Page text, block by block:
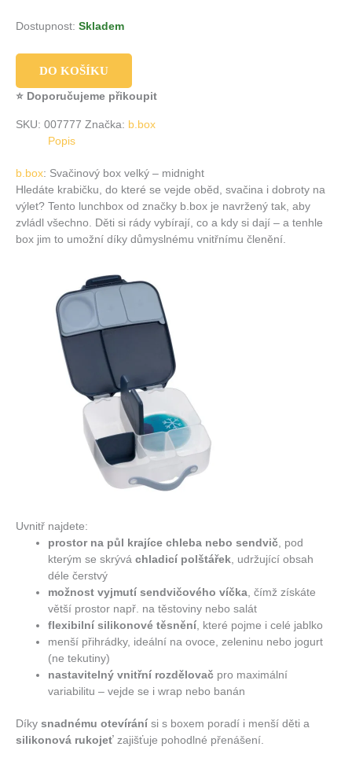
Dostupnost: Skladem
DO KOŠÍKU
⭐ Doporučujeme přikoupit
SKU: 007777 Značka: b.box
Popis
b.box: Svačinový box velký – midnight
Hledáte krabičku, do které se vejde oběd, svačina i dobroty na
výlet? Tento lunchbox od značky b.box je navržený tak, aby
zvládl všechno. Děti si rády vybírají, co a kdy si dají – a tenhle
box jim to umožní díky důmyslnému vnitřnímu členění.
Uvnitř najdete:
prostor na půl krajíce chleba nebo sendvič , pod
kterým se skrýváchladicí polštářek , udržující obsah
déle čerstvý
možnost vyjmutí sendvičového víčka , čímž získáte
větší prostor např. na těstoviny nebo salát
flexibilní silikonové těsnění , které pojme i celé jablko
menší přihrádky, ideální na ovoce, zeleninu nebo jogurt
(ne tekutiny)
nastavitelný vnitřní rozdělovač pro maximální
variabilitu – vejde se i wrap nebo banán
Díky snadnému otevírání si s boxem poradí i menší děti a
silikonová rukojeť zajišťuje pohodlné přenášení.